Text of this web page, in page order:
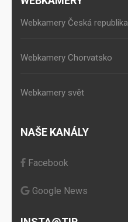
Webkamery Česká republika
Webkamery Chorvatsko
Webkamery svět
NAŠE KANÁLY
Facebook
Google News